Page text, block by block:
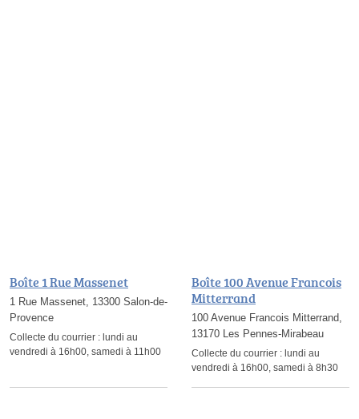
Boîte 1 Rue Massenet
1 Rue Massenet, 13300 Salon-de-
Provence
Collecte du courrier : lundi au
vendredi à 16h00, samedi à 11h00
Boîte 100 Avenue Francois
Mitterrand
100 Avenue Francois Mitterrand,
13170 Les Pennes-Mirabeau
Collecte du courrier : lundi au
vendredi à 16h00, samedi à 8h30